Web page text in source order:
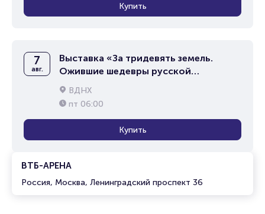
ВТБ-АРЕНА
Россия, Москва, Ленинградский проспект 36
Купить
7
авг.
Выставка «За тридевять земель.
Ожившие шедевры русской
живописи»
ВДНХ
пт 06:00
Купить